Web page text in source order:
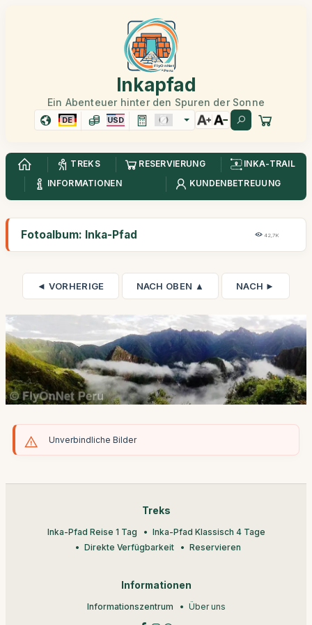
Inkapfad
Ein Abenteuer hinter den Spuren der Sonne
DE USD
TREKS RESERVIERUNG
INKA-TRAIL
INFORMATIONEN
KUNDENBETREUUNG
Fotoalbum: Inka-Pfad 42,7K
◄ VORHERIGE NACH OBEN ▲ NACH ►
Unverbindliche Bilder
Treks
Inka-Pfad Reise 1 Tag
Inka-Pfad Klassisch 4 Tage
Direkte Verfügbarkeit
Reservieren
Informationen
Informationszentrum Über uns